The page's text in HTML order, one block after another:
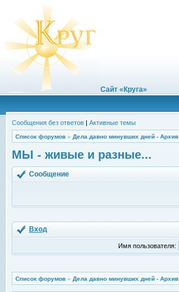
Сайт «Круга»
Сообщения без ответов | Активные темы
Список форумов » Дела давно минувших дней - Архив
МЫ - живые и разные...
Сообщение
Вход
Имя пользователя:
Список форумов » Дела давно минувших дней - Архив